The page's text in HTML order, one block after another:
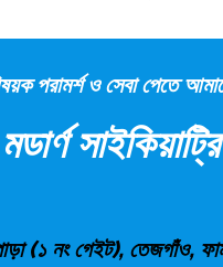
পরামর্শ ও সেবা পেতে
(১ নং গেইট), তেজগাঁও,